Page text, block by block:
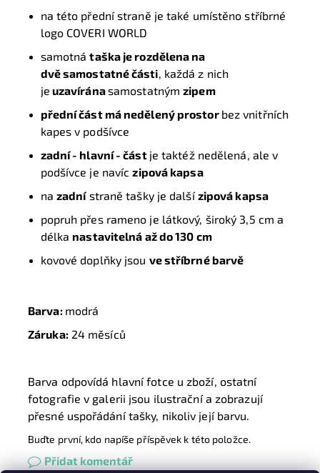
na této přední straně je také umístěno stříbrné
logo COVERI WORLD
samotnátaška je rozdělena na
dvěsamostatné části, každá z nich
je uzavíránasamostatnýmzipem
přední část má nedělený prostor bez vnitřních
kapes v podšívce
zadní - hlavní - část je taktéž nedělená, ale v
podšívce je navíczipová kapsa
na zadnístraně tašky je dalšízipová kapsa
popruh přes rameno je látkový, široký 3,5 cm a
délka nastavitelná až do 130 cm
kovové doplňky jsou ve stříbrné barvě
Barva: modrá
Záruka:24 měsíců
Barva odpovídá hlavní fotce u zboží, ostatní
fotografie v galerii jsou ilustrační a zobrazují
přesné uspořádání tašky, nikoliv její barvu.
Buďte první, kdo napíše příspěvek k této položce.
Přidat komentář